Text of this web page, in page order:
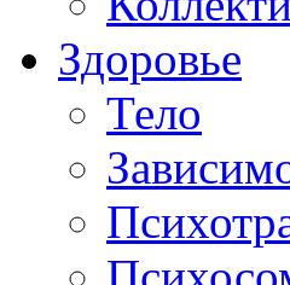
Здоровье
Тело